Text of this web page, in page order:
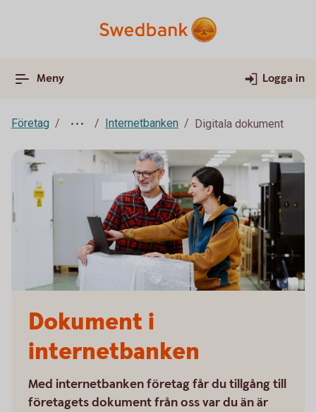
Meny Logga in
Företag Internetbanken Digitala dokument
Dokument i
internetbanken
Med internetbanken företag får du tillgång till
företagets dokument från oss var du än är